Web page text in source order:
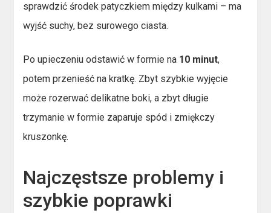
sprawdzić środek patyczkiem między kulkami – ma
wyjść suchy, bez surowego ciasta.
Po upieczeniu odstawić w formie na 10 minut,
potem przenieść na kratkę. Zbyt szybkie wyjęcie
może rozerwać delikatne boki, a zbyt długie
trzymanie w formie zaparuje spód i zmiękczy
kruszonkę.
Najczęstsze problemy i
szybkie poprawki